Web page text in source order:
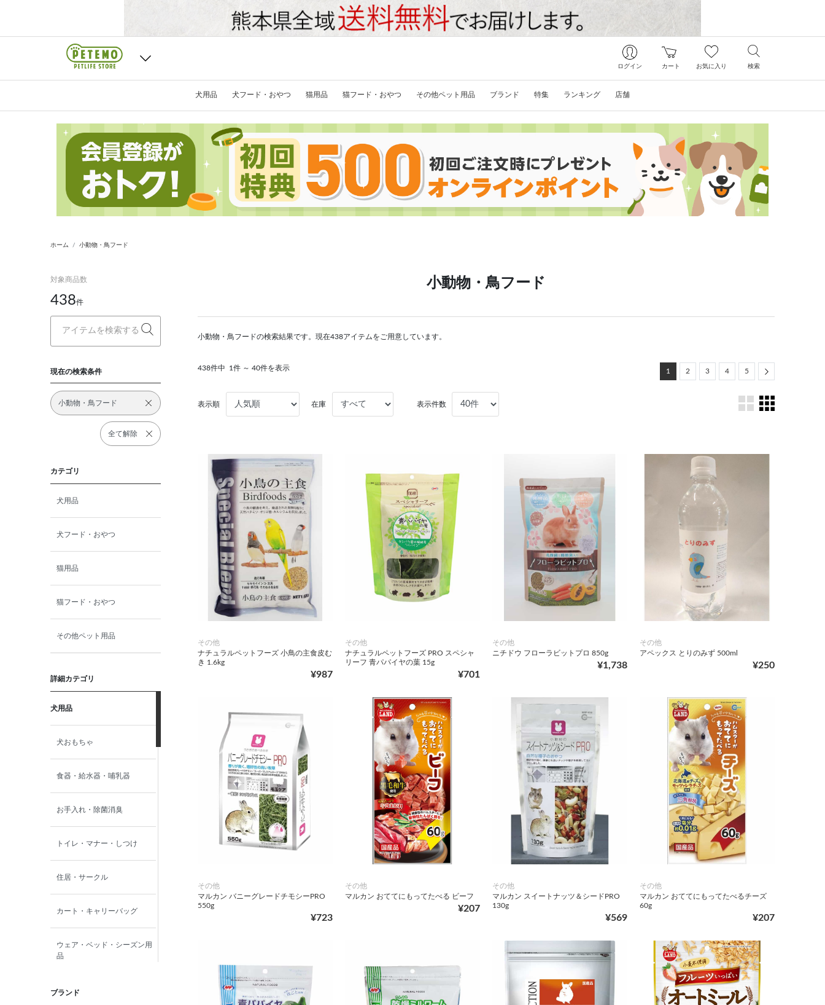
ログイン カート お気に入り 検索
犬用品 犬フード・おやつ 猫用品 猫フード・おやつ その他ペット用品 ブランド 特集 ランキング 店舗
ホーム 小動物・鳥フード
対象商品数
438件
現在の検索条件
小動物・鳥フード
全て解除
カテゴリ
犬用品
犬フード・おやつ
猫用品
猫フード・おやつ
その他ペット用品
詳細カテゴリ
犬用品
犬おもちゃ
食器・給水器・哺乳器
お手入れ・除菌消臭
トイレ・マナー・しつけ
住居・サークル
カート・キャリーバッグ
ウェア・ベッド・シーズン用
品
首輪・ハーネス(胴輪)・リー
ブランド
小動物・鳥フード
小動物・鳥フードの検索結果です。現在438アイテムをご用意しています。
438件中 1件 ～ 40件を表示 1 2 3 4 5 Next
表示順 在庫 表示件数
その他
ナチュラルペットフーズ 小鳥の主食皮む
き 1.6kg
¥987
その他
ナチュラルペットフーズ PRO スペシャ
リーフ 青パパイヤの葉 15g
¥701
その他
ニチドウ フローラビットプロ 850g
¥1,738
その他
アペックス とりのみず 500ml
¥250
その他
マルカン バニーグレードチモシーPRO
550g
¥723
その他
マルカン おててにもってたべる ビーフ
¥207
その他
マルカン スイートナッツ＆シードPRO
130g
¥569
その他
マルカン おててにもってたべるチーズ
60g
¥207